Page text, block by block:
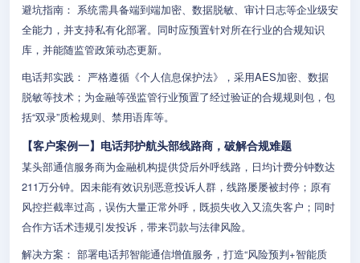
避坑指南： 系统需具备端到端加密、数据脱敏、审计日志等企业级安
全能力，并支持私有化部署。同时应预置针对所在行业的合规知识
库，并能随监管政策动态更新。
电话邦实践： 严格遵循《个人信息保护法》，采用AES加密、数据
脱敏等技术；为金融等强监管行业预置了经过验证的合规规则包，包
括“双录”质检规则、禁用语库等。
【客户案例一】电话邦护航头部线路商，破解合规难题
某头部通信服务商为金融机构提供贷后外呼线路，日均计费分钟数达
211万分钟。因未能有效识别恶意投诉人群，线路屡屡被封停；原有
风控拦截率过高，误伤大量正常外呼，既损失收入又流失客户；同时
合作方话术违规引发投诉，带来罚款与法律风险。
解决方案： 部署电话邦智能通信增值服务，打造“风险预判+智能质